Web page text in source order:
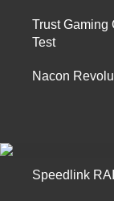
Trust Gaming
Test
Nacon
Speedlink